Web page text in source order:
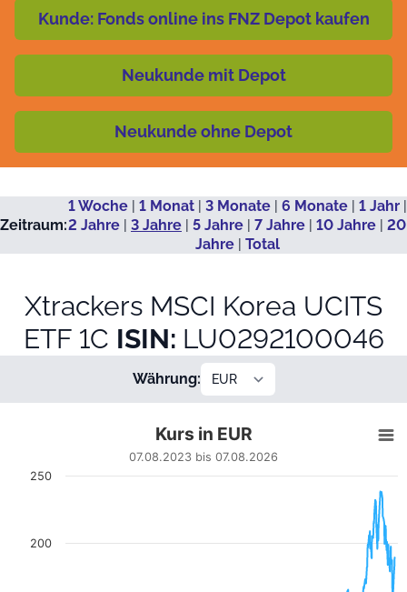
Kunde: Fonds online ins FNZ Depot kaufen
Neukunde mit Depot
Neukunde ohne Depot
Zeitraum:
1 Woche| 1 Monat| 3 Monate| 6 Monate| 1 Jahr|
2 Jahre | 3 Jahre | 5 Jahre | 7 Jahre | 10 Jahre | 20
Jahre| Total
Xtrackers MSCI Korea UCITS
ETF 1C ISIN: LU0292100046
Währung:
Line chart with 713 data points.
07.08.2023 bis 07.08.2026
The chart has 1 X axis displaying Datum. Data ranges
The chart has 1 Y axis displaying EUR. Data ranges from
Kurs in EUR
07.08.2023 bis 07.08.2026
200
250